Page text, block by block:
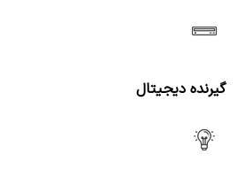
گیرنده دیجیتال